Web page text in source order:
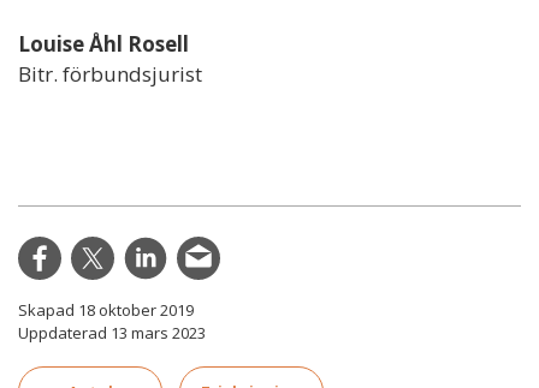
Louise Åhl Rosell
Bitr. förbundsjurist
Skapad 18 oktober 2019
Uppdaterad 13 mars 2023